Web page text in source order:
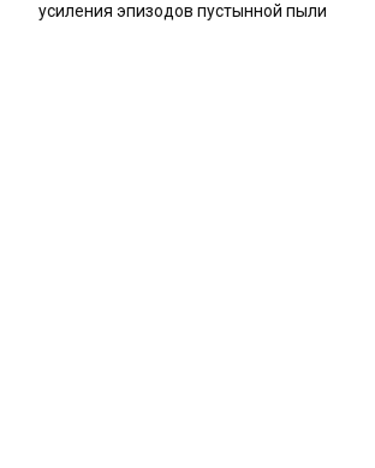
усиления эпизодов пустынной пыли